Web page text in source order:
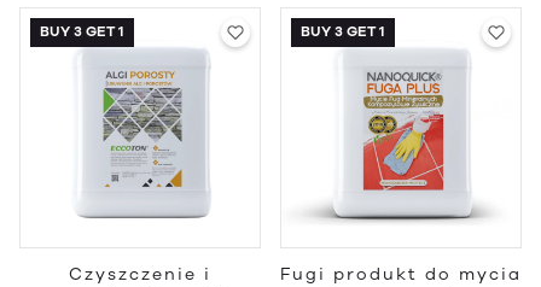
BUY 3 GET 1
Czyszczenie i
BUY 3 GET 1
Fugi produkt do mycia